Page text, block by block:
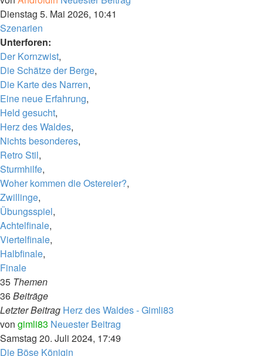
Dienstag 5. Mai 2026, 10:41
Szenarien
Unterforen:
Der Kornzwist,
Die Schätze der Berge,
Die Karte des Narren,
Eine neue Erfahrung,
Held gesucht,
Herz des Waldes,
Nichts besonderes,
Retro Stil,
Sturmhilfe,
Woher kommen die Ostereier?,
Zwillinge,
Übungsspiel,
Achtelfinale,
Viertelfinale,
Halbfinale,
Finale
35 Themen
36Beiträge
Letzter Beitrag Herz des Waldes - Gimli83
von gimli83 Neuester Beitrag
Samstag 20. Juli 2024, 17:49
Die Böse Königin